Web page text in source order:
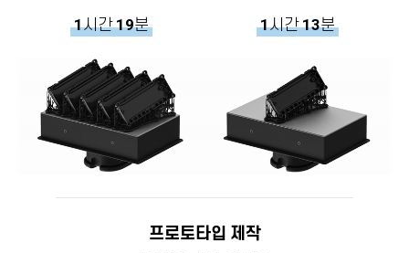
1시간19분 1시간13분
프로토타입 제작